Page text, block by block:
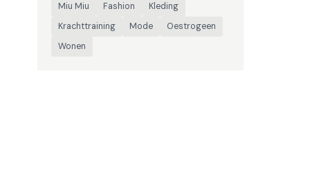
Miu Miu
Fashion
Kleding
Krachttraining
Mode
Oestrogeen
Wonen